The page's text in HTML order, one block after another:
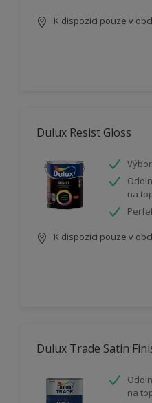
K dispozici pouze v
Dulux Resist Gloss
na
K dispozici pouze v
Dulux Trade Satin
na